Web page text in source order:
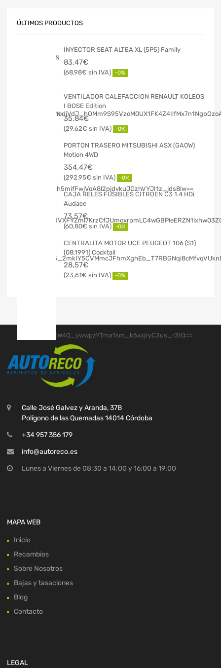
ÚLTIMOS PRODUCTOS
INYECTOR SEAT ALTEA XL (5P5) Family
83,47€
68,98€ -0%
VENTILADOR CALEFACCION RENAULT KOLEOS
I BOSE Edition
35,84€
29,62€ -0%
PORTON TRASERO MITSUBISHI ASX (GA0W)
Motion 4WD
354,47€
292,95€ -0%
CAJA RELES FUSIBLES CITROEN C3 1.4 HDi
Audace
73,57€
60,80€ -0%
CENTRALITA MOTOR UCE PEUGEOT 106 (S1)
(08.1991) Cocktail
28,57€
23,61€ -0%
Calle José Galvez y Aranda, 37B
Polígono de las Quemadas 14014 Córdoba
+34 957 356 179
info@autoreco.es
Lunes a Viernes de 08:30 a 14:00 y 16:00 a 19:00
MAPA WEB
Inicio
Recambios
Sobre Nosotros
Bajas y tasaciones
Blog
Contacto
LEGAL